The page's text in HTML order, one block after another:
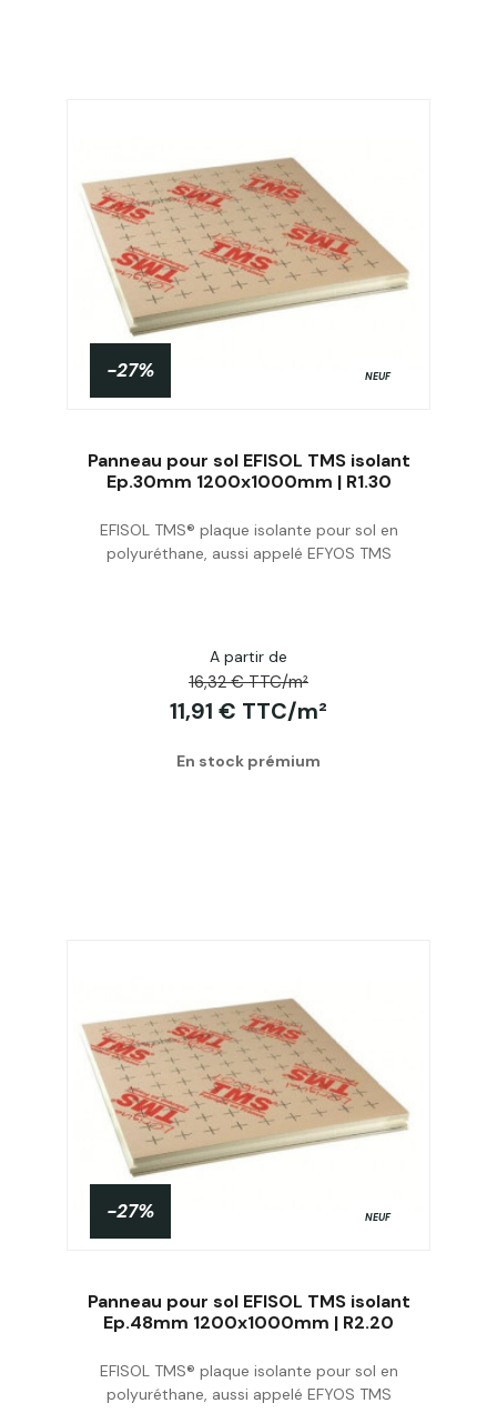
Acheter
-27% NEUF
Panneau pour sol EFISOL TMS isolant
Ep.30mm 1200x1000mm | R1.30
EFISOL TMS® plaque isolante pour sol en
polyuréthane, aussi appelé EFYOS TMS
A partir de
16,32 € TTC/m²
11,91 € TTC/m²
En stock prémium
Acheter
-27% NEUF
Panneau pour sol EFISOL TMS isolant
Ep.48mm 1200x1000mm | R2.20
EFISOL TMS® plaque isolante pour sol en
polyuréthane, aussi appelé EFYOS TMS